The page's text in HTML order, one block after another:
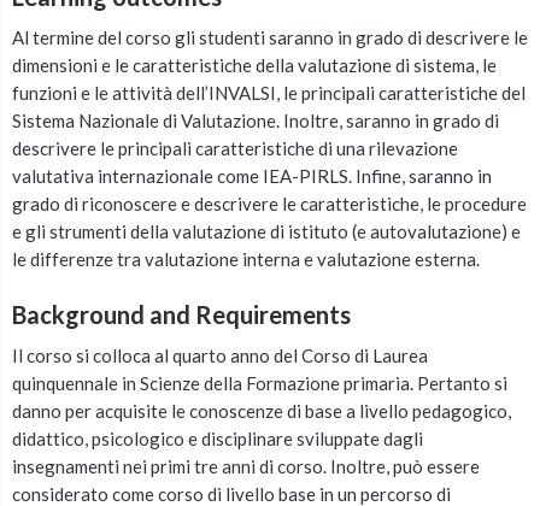
Al termine del corso gli studenti saranno in grado di descrivere le
dimensioni e le caratteristiche della valutazione di sistema, le
funzioni e le attività dell’INVALSI, le principali caratteristiche del
Sistema Nazionale di Valutazione. Inoltre, saranno in grado di
descrivere le principali caratteristiche di una rilevazione
valutativa internazionale come IEA-PIRLS. Infine, saranno in
grado di riconoscere e descrivere le caratteristiche, le procedure
e gli strumenti della valutazione di istituto (e autovalutazione) e
le differenze tra valutazione interna e valutazione esterna.
Background and Requirements
Il corso si colloca al quarto anno del Corso di Laurea
quinquennale in Scienze della Formazione primaria. Pertanto si
danno per acquisite le conoscenze di base a livello pedagogico,
didattico, psicologico e disciplinare sviluppate dagli
insegnamenti nei primi tre anni di corso. Inoltre, può essere
considerato come corso di livello base in un percorso di